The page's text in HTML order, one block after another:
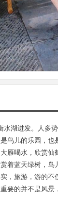
水湖进发。人多
鸟儿的乐园，也
雁喝水，欣赏仙
着蓝天绿树，鸟
，旅游，游的不
要的并不是风景